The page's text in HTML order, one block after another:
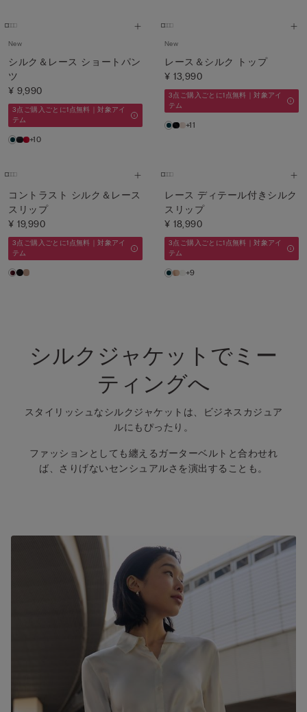
New
シルク＆レース ショートパン
ツ
¥ 9,990
3点ご購入ごとに1点無料｜対象アイ
テム
+10
New
レース＆シルク トップ
¥ 13,990
3点ご購入ごとに1点無料｜対象アイ
テム
+11
コントラスト シルク＆レース
スリップ
¥ 19,990
3点ご購入ごとに1点無料｜対象アイ
テム
レース ディテール付きシルク
スリップ
¥ 18,990
3点ご購入ごとに1点無料｜対象アイ
テム
+9
シルクジャケットでミー
ティングへ
スタイリッシュなシルクジャケットは、ビジネスカジュア
ルにもぴったり。
ファッションとしても纏えるガーターベルトと合わせれ
ば、さりげないセンシュアルさを演出することも。